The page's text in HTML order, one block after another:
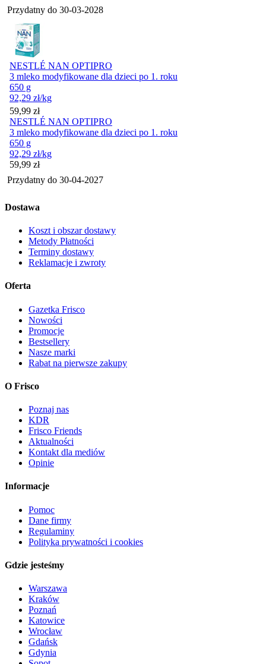
Przydatny do 30-03-2028
NESTLÉ NAN OPTIPRO
3 mleko modyfikowane dla dzieci po 1. roku
650 g
92,29 zł/kg
Cena
59,99 zł
NESTLÉ NAN OPTIPRO
3 mleko modyfikowane dla dzieci po 1. roku
650 g
92,29 zł/kg
Cena
59,99 zł
Przydatny do 30-04-2027
Dostawa
Koszt i obszar dostawy
Metody Płatności
Terminy dostawy
Reklamacje i zwroty
Oferta
Gazetka Frisco
Nowości
Promocje
Bestsellery
Nasze marki
Rabat na pierwsze zakupy
O Frisco
Poznaj nas
KDR
Frisco Friends
Aktualności
Kontakt dla mediów
Opinie
Informacje
Pomoc
Dane firmy
Regulaminy
Polityka prywatności i cookies
Gdzie jesteśmy
Warszawa
Kraków
Poznań
Katowice
Wrocław
Gdańsk
Gdynia